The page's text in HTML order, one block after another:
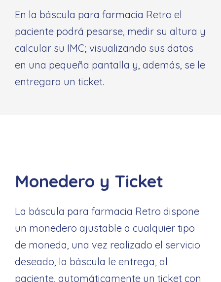
En la báscula para farmacia Retro el
paciente podrá pesarse, medir su altura y
calcular su IMC; visualizando sus datos
en una pequeña pantalla y, además, se le
entregara un ticket.
Monedero y Ticket
La báscula para farmacia Retro dispone
un monedero ajustable a cualquier tipo
de moneda, una vez realizado el servicio
deseado, la báscula le entrega, al
paciente, automáticamente un ticket con